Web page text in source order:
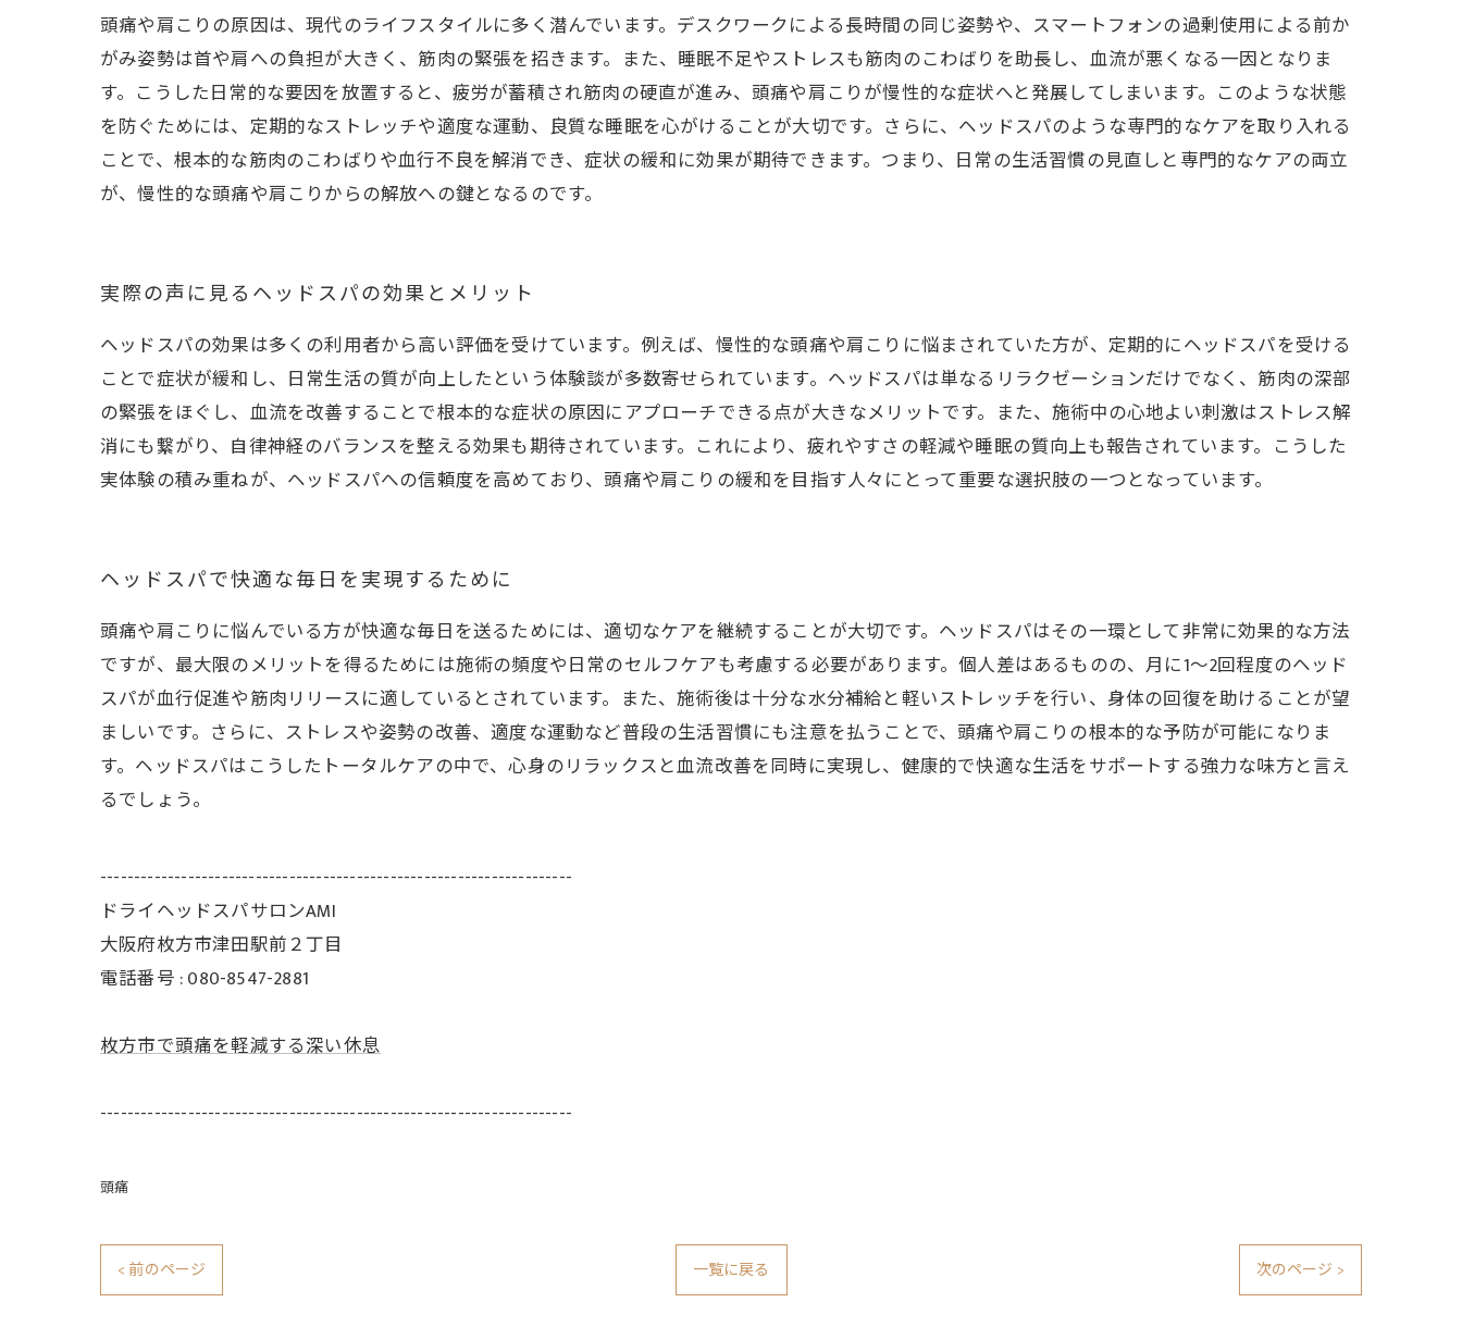
頭痛や肩こりの原因は、現代のライフスタイルに多く潜んでいます。デスクワークによる長時間の同じ姿勢や、スマートフォンの過剰使用による前か
がみ姿勢は首や肩への負担が大きく、筋肉の緊張を招きます。また、睡眠不足やストレスも筋肉のこわばりを助長し、血流が悪くなる一因となりま
す。こうした日常的な要因を放置すると、疲労が蓄積され筋肉の硬直が進み、頭痛や肩こりが慢性的な症状へと発展してしまいます。このような状態
を防ぐためには、定期的なストレッチや適度な運動、良質な睡眠を心がけることが大切です。さらに、ヘッドスパのような専門的なケアを取り入れる
ことで、根本的な筋肉のこわばりや血行不良を解消でき、症状の緩和に効果が期待できます。つまり、日常の生活習慣の見直しと専門的なケアの両立
が、慢性的な頭痛や肩こりからの解放への鍵となるのです。
実際の声に見るヘッドスパの効果とメリット
ヘッドスパの効果は多くの利用者から高い評価を受けています。例えば、慢性的な頭痛や肩こりに悩まされていた方が、定期的にヘッドスパを受ける
ことで症状が緩和し、日常生活の質が向上したという体験談が多数寄せられています。ヘッドスパは単なるリラクゼーションだけでなく、筋肉の深部
の緊張をほぐし、血流を改善することで根本的な症状の原因にアプローチできる点が大きなメリットです。また、施術中の心地よい刺激はストレス解
消にも繋がり、自律神経のバランスを整える効果も期待されています。これにより、疲れやすさの軽減や睡眠の質向上も報告されています。こうした
実体験の積み重ねが、ヘッドスパへの信頼度を高めており、頭痛や肩こりの緩和を目指す人々にとって重要な選択肢の一つとなっています。
ヘッドスパで快適な毎日を実現するために
頭痛や肩こりに悩んでいる方が快適な毎日を送るためには、適切なケアを継続することが大切です。ヘッドスパはその一環として非常に効果的な方法
ですが、最大限のメリットを得るためには施術の頻度や日常のセルフケアも考慮する必要があります。個人差はあるものの、月に1～2回程度のヘッド
スパが血行促進や筋肉リリースに適しているとされています。また、施術後は十分な水分補給と軽いストレッチを行い、身体の回復を助けることが望
ましいです。さらに、ストレスや姿勢の改善、適度な運動など普段の生活習慣にも注意を払うことで、頭痛や肩こりの根本的な予防が可能になりま
す。ヘッドスパはこうしたトータルケアの中で、心身のリラックスと血流改善を同時に実現し、健康的で快適な生活をサポートする強力な味方と言え
るでしょう。
----------------------------------------------------------------------
ドライヘッドスパサロンAMI
大阪府枚方市津田駅前２丁目
電話番号 : 080-8547-2881
枚方市で頭痛を軽減する深い休息
----------------------------------------------------------------------
頭痛
< 前のページ 一覧に戻る 次のページ >